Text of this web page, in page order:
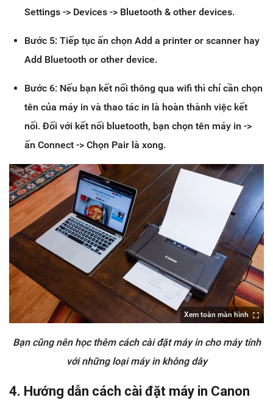
Settings -> Devices -> Bluetooth & other devices.
Bước 5: Tiếp tục ấn chọn Add a printer or scanner hay
Add Bluetooth or other device.
Bước 6: Nếu bạn kết nối thông qua wifi thì chỉ cần chọn
tên của máy in và thao tác in là hoàn thành việc kết
nối. Đối với kết nối bluetooth, bạn chọn tên máy in ->
ấn Connect -> Chọn Pair là xong.
Xem toàn màn hình
Bạn cũng nên học thêm cách cài đặt máy in cho máy tính
với những loại máy in không dây
4. Hướng dẫn cách cài đặt máy in Canon